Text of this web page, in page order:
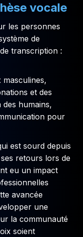
vocale
les personnes
de
transcription :
masculines,
et des
humains,
pour
est sourd depuis
retours lors de
eu un impact
avancée
une
la communauté
soient